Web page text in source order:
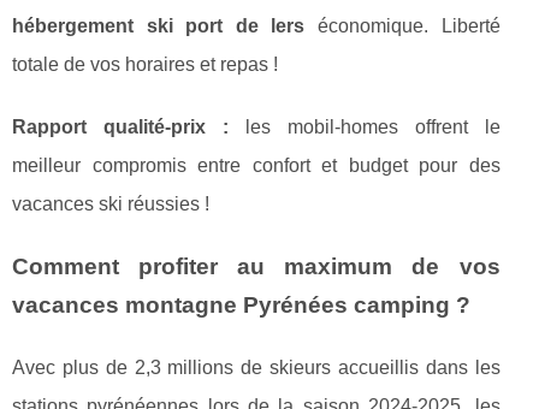
hébergement ski port de lers économique. Liberté
totale de vos horaires et repas !
Rapport qualité-prix : les mobil-homes offrent le
meilleur compromis entre confort et budget pour des
vacances ski réussies !
Comment profiter au maximum de vos
vacances montagne Pyrénées camping ?
Avec plus de 2,3 millions de skieurs accueillis dans les